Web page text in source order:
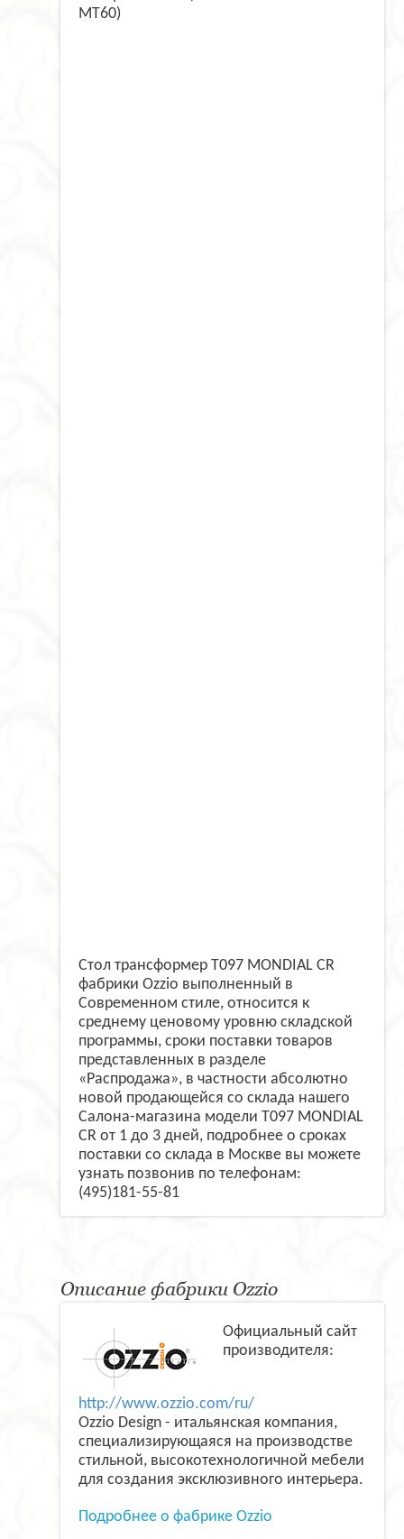
MT60)
Стол трансформер T097 MONDIAL CR
фабрики Ozzio выполненный в
Современном стиле, относится к
среднему ценовому уровню складской
программы, сроки поставки товаров
представленных в разделе
«Распродажа», в частности абсолютно
новой продающейся со склада нашего
Салона-магазина модели T097 MONDIAL
CR от 1 до 3 дней, подробнее о сроках
поставки со склада в Москве вы можете
узнать позвонив по телефонам:
(495)181-55-81
Описание фабрики Ozzio
Официальный сайт
производителя:
http://www.ozzio.com/ru/
Ozzio Design - итальянская компания,
специализирующаяся на производстве
стильной, высокотехнологичной мебели
для создания эксклюзивного интерьера.
Подробнее о фабрике Ozzio